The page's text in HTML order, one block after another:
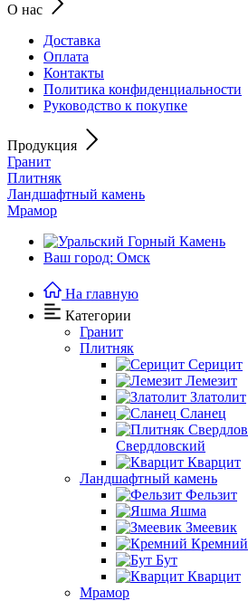
О нас
Доставка
Оплата
Контакты
Политика конфиденциальности
Руководство к покупке
Продукция
Гранит
Плитняк
Ландшафтный камень
Мрамор
Ваш город: Омск
На главную
Категории
Гранит
Плитняк
Серицит
Лемезит
Златолит
Сланец
Свердловский
Кварцит
Ландшафтный камень
Фельзит
Яшма
Змеевик
Кремний
Бут
Кварцит
Мрамор